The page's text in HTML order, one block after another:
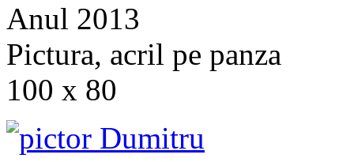
Anul 2013
Pictura, acril pe panza
100 x 80